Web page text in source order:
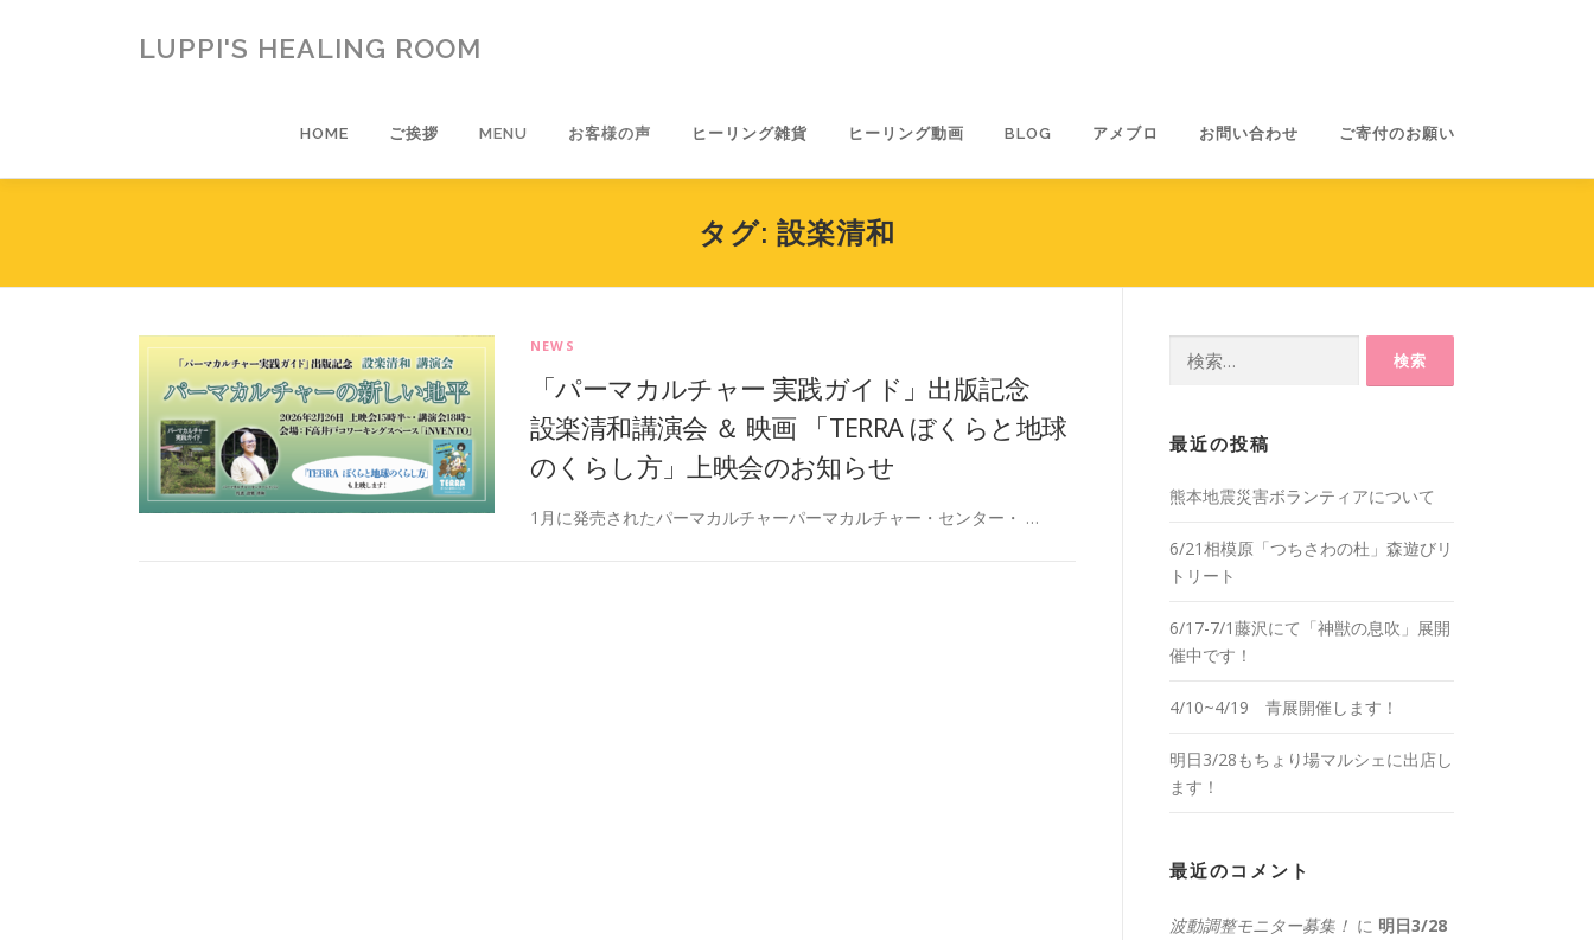
ス
LUPPI'S HEALING ROOM
HOME ご挨拶 MENU お客様の声 ヒーリング雑貨 ヒーリング動画 BLOG アメブロ お問い合わせ ご寄付のお願い
タグ: 設楽清和
NEWS
「パーマカルチャー 実践ガイド」出版記念
設楽清和講演会 ＆ 映画 「TERRA ぼくらと地球
のくらし方」上映会のお知らせ
1月に発売されたパーマカルチャーパーマカルチャー・センター・ …
最近の投稿
熊本地震災害ボランティアについて
6/21相模原「つちさわの杜」森遊びリ
トリート
6/17-7/1藤沢にて「神獣の息吹」展開
催中です！
4/10~4/19 青展開催します！
明日3/28もちょり場マルシェに出店し
ます！
最近のコメント
波動調整モニター募集！ に 明日3/28